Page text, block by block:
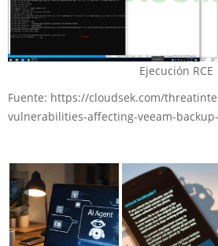
Ejecución RCE
Fuente: https://cloudsek.com/
vulnerabilities-affecting-veeam-